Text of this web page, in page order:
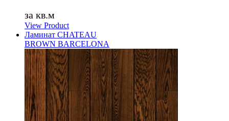
за кв.м
View Product
Ламинат CHATEAU
BROWN BARCELONA